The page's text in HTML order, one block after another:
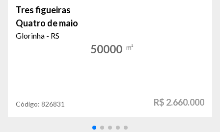
Tres figueiras
Quatro de maio
Glorinha - RS
50000 m²
Código: 826831 R$ 2.660.000